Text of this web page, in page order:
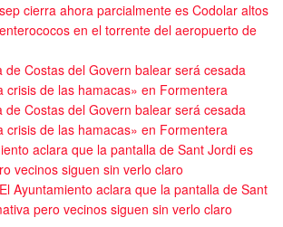
cierra ahora parcialmente es Codolar altos
en el torrente del aeropuerto de
de Costas del Govern balear será cesada
crisis de las hamacas» en Formentera
de Costas del Govern balear será cesada
crisis de las hamacas» en Formentera
aclara que la pantalla de Sant Jordi es
vecinos siguen sin verlo claro
El Ayuntamiento aclara que la pantalla de Sant
pero vecinos siguen sin verlo claro